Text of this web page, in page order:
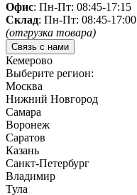
Офис: Пн-Пт: 08:45-17:15
Склад: Пн-Пт: 08:45-17:00
(отгрузка товара)
Связь с нами
Кемерово
Выберите регион:
Москва
Нижний Новгород
Самара
Воронеж
Саратов
Казань
Санкт-Петербург
Владимир
Тула